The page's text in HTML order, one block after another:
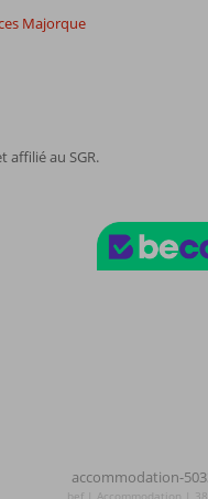
Majorque
affilié au SGR.
accommodation-
bef | Accommodation |